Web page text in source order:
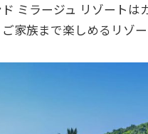
ミラージュ リゾートは
家族まで楽しめるリゾー